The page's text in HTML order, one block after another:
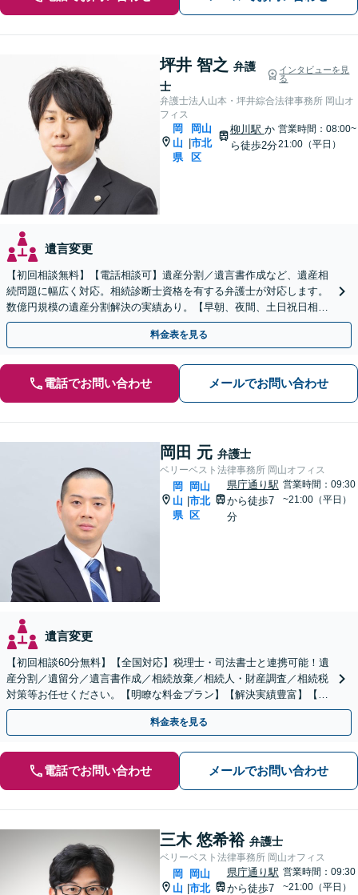
坪井 智之 弁護
士
インタビューを見
る
弁護士法人山本・坪井綜合法律事務所 岡山オ
フィス
岡
山
県
岡山
市北
区
柳川駅 か
ら徒歩2分
営業時間：08:00~
21:00（平日）
遺言変更
【初回相談無料】【電話相談可】遺産分割／遺言書作成など、遺産相
続問題に幅広く対応。相続診断士資格を有する弁護士が対応します。
数億円規模の遺産分割解決の実績あり。【早朝、夜間、土日祝日相談
対応】【カード払い可】
料金表を見る
電話でお問い合わせ メールでお問い合わせ
岡田 元 弁護士
ベリーベスト法律事務所 岡山オフィス
岡
山
県
|
岡山
市北
区
県庁通り駅
から徒歩7
分
営業時間：09:30
~21:00（平日）
遺言変更
【初回相談60分無料】【全国対応】税理士・司法書士と連携可能！遺
産分割／遺留分／遺言書作成／相続放棄／相続人・財産調査／相続税
対策等お任せください。【明瞭な料金プラン】【解決実績豊富】【電
話相談可】
料金表を見る
電話でお問い合わせ メールでお問い合わせ
三木 悠希裕 弁護士
ベリーベスト法律事務所 岡山オフィス
岡
山 |
岡山
市北
県庁通り駅
から徒歩7
営業時間：09:30
~21:00（平日）